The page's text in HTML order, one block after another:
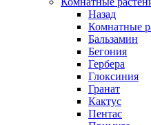
Назад
Комнатные
Бальзамин
Бегония
Гербера
Глоксиния
Гранат
Кактус
Пентас